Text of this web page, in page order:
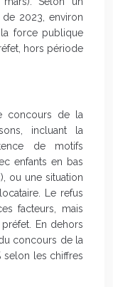
2023, environ
force publique
hors période
concours de la
incluant la
de motifs
enfants en bas
ou une situation
Le refus
facteurs, mais
En dehors
concours de la
selon les chiffres